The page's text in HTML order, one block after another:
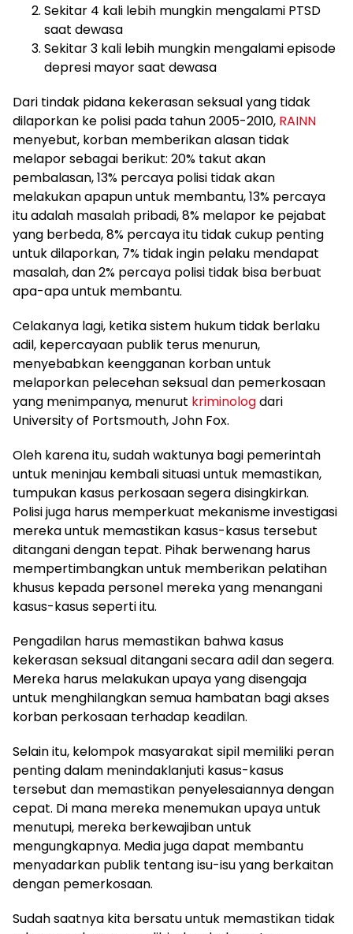
Sekitar 4 kali lebih mungkin mengalami PTSD
saat dewasa
Sekitar 3 kali lebih mungkin mengalami episode
depresi mayor saat dewasa
Dari tindak pidana kekerasan seksual yang tidak
dilaporkan ke polisi pada tahun 2005-2010, RAINN
menyebut, korban memberikan alasan tidak
melapor sebagai berikut: 20% takut akan
pembalasan, 13% percaya polisi tidak akan
melakukan apapun untuk membantu, 13% percaya
itu adalah masalah pribadi, 8% melapor ke pejabat
yang berbeda, 8% percaya itu tidak cukup penting
untuk dilaporkan, 7% tidak ingin pelaku mendapat
masalah, dan 2% percaya polisi tidak bisa berbuat
apa-apa untuk membantu.
Celakanya lagi, ketika sistem hukum tidak berlaku
adil, kepercayaan publik terus menurun,
menyebabkan keengganan korban untuk
melaporkan pelecehan seksual dan pemerkosaan
yang menimpanya, menurut kriminologdari
University of Portsmouth, John Fox.
Oleh karena itu, sudah waktunya bagi pemerintah
untuk meninjau kembali situasi untuk memastikan,
tumpukan kasus perkosaan segera disingkirkan.
Polisi juga harus memperkuat mekanisme investigasi
mereka untuk memastikan kasus-kasus tersebut
ditangani dengan tepat. Pihak berwenang harus
mempertimbangkan untuk memberikan pelatihan
khusus kepada personel mereka yang menangani
kasus-kasus seperti itu.
Pengadilan harus memastikan bahwa kasus
kekerasan seksual ditangani secara adil dan segera.
Mereka harus melakukan upaya yang disengaja
untuk menghilangkan semua hambatan bagi akses
korban perkosaan terhadap keadilan.
Selain itu, kelompok masyarakat sipil memiliki peran
penting dalam menindaklanjuti kasus-kasus
tersebut dan memastikan penyelesaiannya dengan
cepat. Di mana mereka menemukan upaya untuk
menutupi, mereka berkewajiban untuk
mengungkapnya. Media juga dapat membantu
menyadarkan publik tentang isu-isu yang berkaitan
dengan pemerkosaan.
Sudah saatnya kita bersatu untuk memastikan tidak